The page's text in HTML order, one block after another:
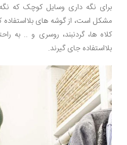
برای نگه داری وسایل کوچک که
مشکل است، از گوشه های بلااستفاده
کلاه ها، گردنبند، روسری و .. به
بلااستفاده جای گیرند.